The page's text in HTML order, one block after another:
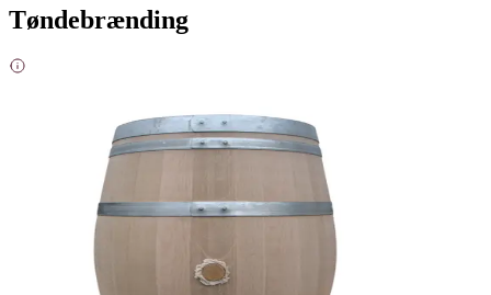
Tøndebrænding